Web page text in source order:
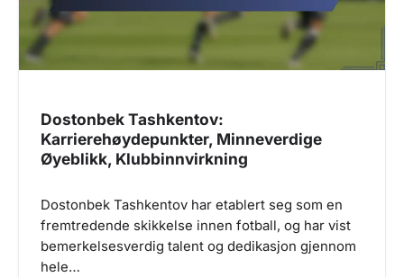
Dostonbek Tashkentov:
Karrierehøydepunkter, Minneverdige
Øyeblikk, Klubbinnvirkning
Dostonbek Tashkentov har etablert seg som en
fremtredende skikkelse innen fotball, og har vist
bemerkelsesverdig talent og dedikasjon gjennom
hele…